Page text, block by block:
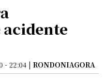
acidente
- 22:04 | RONDONIAGORA